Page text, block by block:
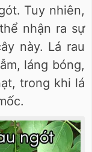
Tuy nhiên,
nhận ra sự
này. Lá rau
láng bóng,
trong khi lá